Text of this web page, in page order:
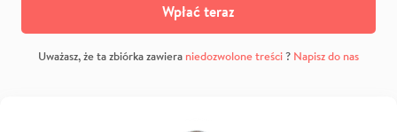
Wpłać teraz
Uważasz, że ta zbiórka zawiera niedozwolone treści? Napisz do nas